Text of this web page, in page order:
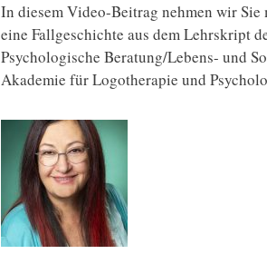
In diesem Video-Beitrag nehmen wir
eine Fallgeschichte aus dem Lehrskript
Psychologische Beratung/Lebens- und
Akademie für Logotherapie und